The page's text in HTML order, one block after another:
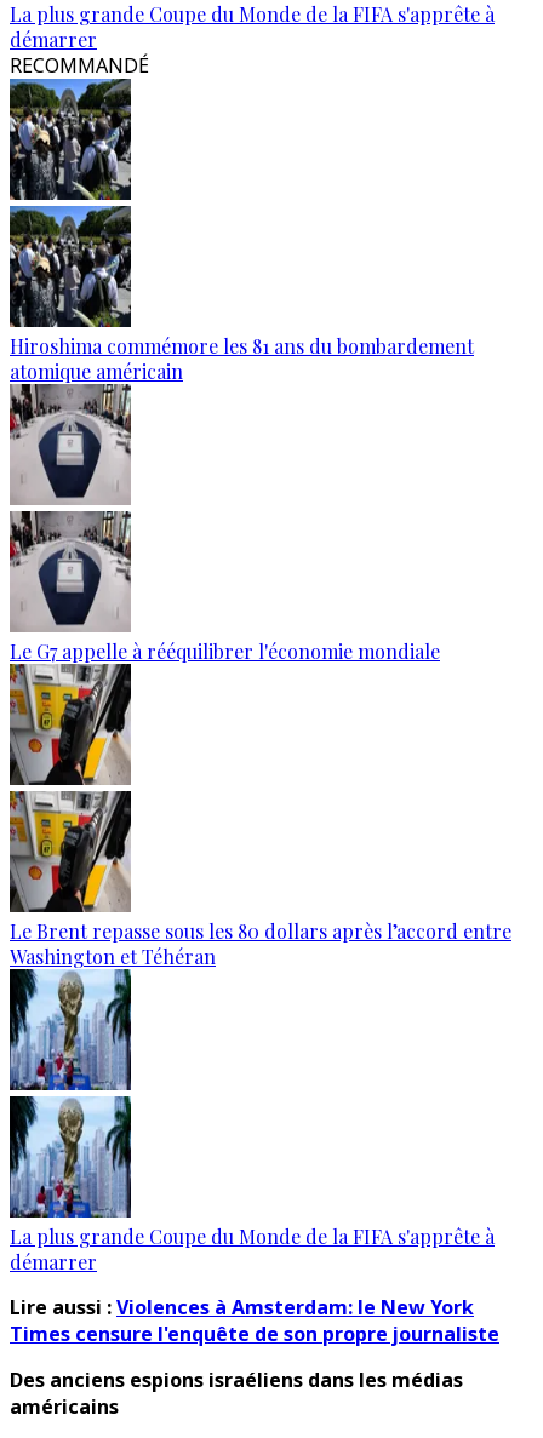
La plus grande Coupe du Monde de la FIFA s'apprête à
démarrer
RECOMMANDÉ
Hiroshima commémore les 81 ans du bombardement
atomique américain
Le G7 appelle à rééquilibrer l'économie mondiale
Le Brent repasse sous les 80 dollars après l’accord entre
Washington et Téhéran
La plus grande Coupe du Monde de la FIFA s'apprête à
démarrer
Lire aussi :Violences à Amsterdam: le New York
Times censure l'enquête de son propre journaliste
Des anciens espions israéliens dans les médias
américains